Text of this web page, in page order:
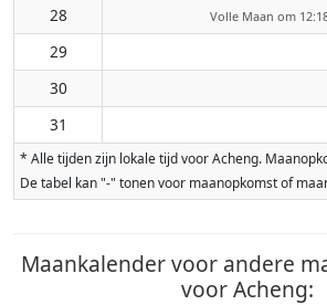
28
Volle Maan om
29
30
31
* Alle tijden zijn lokale tijd voor Acheng.
De tabel kan "-" tonen voor maanopkomst of
Maankalender voor andere
voor Acheng: